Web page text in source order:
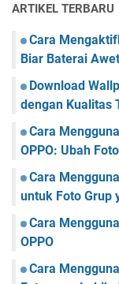
ARTIKEL TERBARU
Cara
Biar Baterai
Download
dengan Kualitas
Cara
OPPO: Ubah
Cara
untuk Foto Grup
Cara
OPPO
Cara